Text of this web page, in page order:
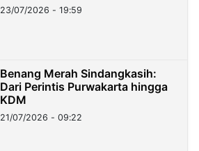
23/07/2026 - 19:59
Benang Merah Sindangkasih:
Dari Perintis Purwakarta hingga
KDM
21/07/2026 - 09:22